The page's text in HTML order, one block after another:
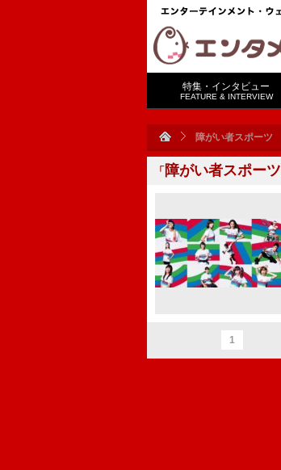
特集・インタビュー
FEATURE & INTERVIEW
障がい者スポーツ
「障がい者スポーツ
1